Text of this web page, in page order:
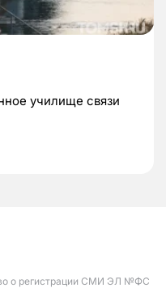
училище связи
о регистрации СМИ ЭЛ №ФС